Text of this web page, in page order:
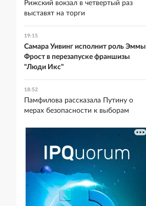
Рижский вокзал в четвертый раз
выставят на торги
19:15
Самара Уивинг исполнит роль Эммы
Фрост в перезапуске франшизы
"Люди Икс"
18:52
Памфилова рассказала Путину о
мерах безопасности к выборам